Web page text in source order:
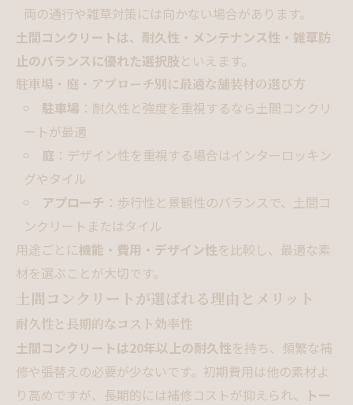
両の通行や雑草対策には向かない場合があります。
土間コンクリートは、耐久性・メンテナンス性・雑草防
止のバランスに優れた選択肢といえます。
駐車場・庭・アプローチ別に最適な舗装材の選び方
駐車場 ：耐久性と強度を重視するなら土間コンクリ
ートが最適
庭 ：デザイン性を重視する場合はインターロッキン
グやタイル
アプローチ ：歩行性と景観性のバランスで、土間コ
ンクリートまたはタイル
用途ごとに機能・費用・デザイン性を比較し、最適な素
材を選ぶことが大切です。
土間コンクリートが選ばれる理由とメリット
耐久性と長期的なコスト効率性
土間コンクリートは20年以上の耐久性を持ち、頻繁な補
修や張替えの必要が少ないです。初期費用は他の素材よ
り高めですが、長期的には補修コストが抑えられ、
トー